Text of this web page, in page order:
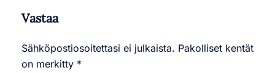
Vastaa
Sähköpostiosoitettasi ei julkaista. Pakolliset kentät
on merkitty *